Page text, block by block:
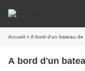
Accueil » A bord d'un bateau de
A bord d'un